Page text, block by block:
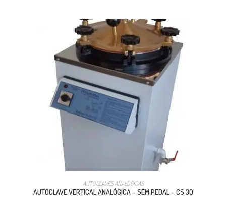
AUTOCLAVES ANALÓGICAS
AUTOCLAVE VERTICAL ANALÓGICA – SEM PEDAL – CS 30